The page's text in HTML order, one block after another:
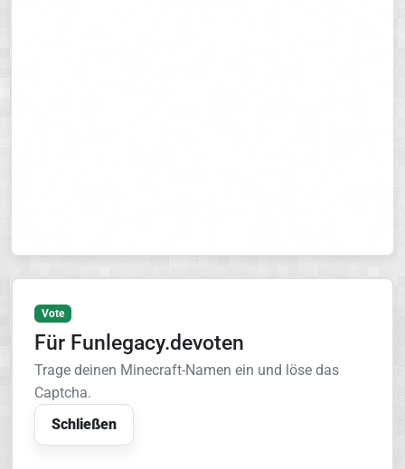
Vote
Für Funlegacy.devoten
Trage deinen Minecraft-Namen ein und löse das
Captcha.
Schließen